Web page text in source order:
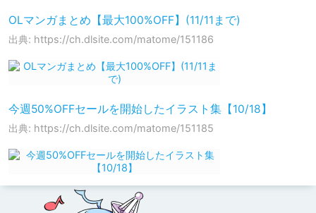
OLマンガまとめ【最大100%OFF】(11/11まで)
出典: https://ch.dlsite.com/matome/151186
今週50%OFFセールを開始したイラスト集【10/18】
出典: https://ch.dlsite.com/matome/151185